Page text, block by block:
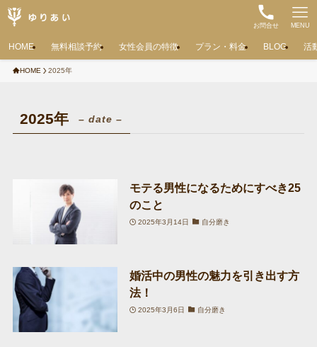
お問合せ MENU
HOME 無料相談予約 女性会員の特徴 プラン・料金 BLOG 活
HOME 2025年
2025年 – date –
モテる男性になるためにすべき25
のこと
2025年3月14日 自分磨き
婚活中の男性の魅力を引き出す方
法！
2025年3月6日 自分磨き